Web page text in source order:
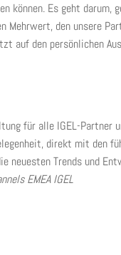
können. Es geht darum,
Mehrwert, den unsere
auf den persönlichen
für alle IGEL-Partner
direkt mit den
neuesten Trends und
EMEA IGEL